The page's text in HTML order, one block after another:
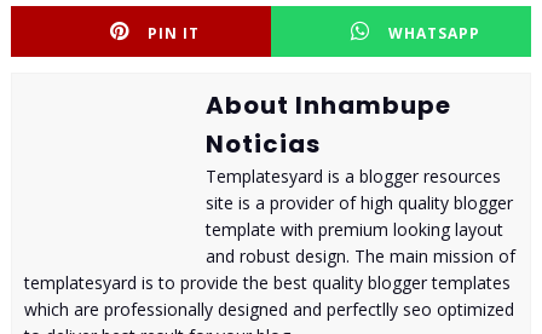
PIN IT WHATSAPP
About Inhambupe
Noticias
Templatesyard is a blogger resources
site is a provider of high quality blogger
template with premium looking layout
and robust design. The main mission of
templatesyard is to provide the best quality blogger templates
which are professionally designed and perfectlly seo optimized